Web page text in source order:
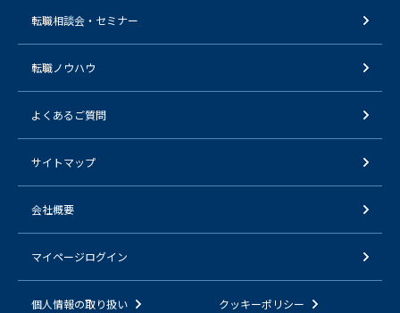
転職相談会・セミナー
転職ノウハウ
よくあるご質問
サイトマップ
会社概要
マイページログイン
個人情報の取り扱い クッキーポリシー